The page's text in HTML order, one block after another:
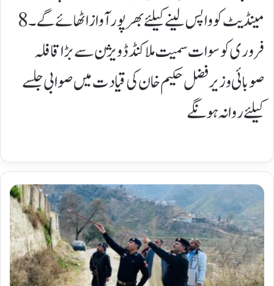
مینڈیٹ کو واپس لینے کیلئے بھرپور آواز اٹھائے گے۔8
فروری کو سوات سمیت ملاکنڈ ڈویژن سے بڑا قافلہ
صوبائی وزیر فضل حکیم خان کی قیادت میں صوابی جلسے
کیلئے روانہ ہونگے